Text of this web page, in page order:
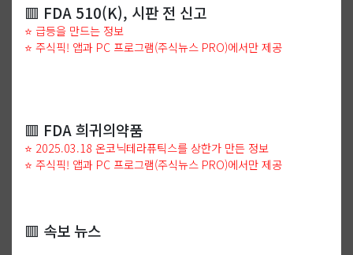
🟥 FDA 510(K), 시판 전 신고
⭐ 급등을 만드는 정보
⭐ 주식픽! 앱과 PC 프로그램(주식뉴스 PRO)에서만 제공
🟥 FDA 희귀의약품
⭐ 2025.03.18 온코닉테라퓨틱스를 상한가 만든 정보
⭐ 주식픽! 앱과 PC 프로그램(주식뉴스 PRO)에서만 제공
🟥 속보 뉴스